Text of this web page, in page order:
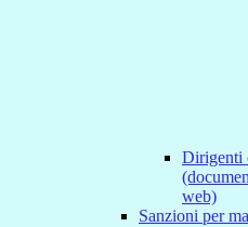
Dirigenti
web)
Sanzioni per